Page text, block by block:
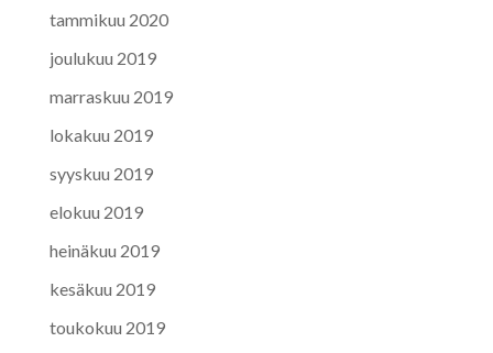
tammikuu 2020
joulukuu 2019
marraskuu 2019
lokakuu 2019
syyskuu 2019
elokuu 2019
heinäkuu 2019
kesäkuu 2019
toukokuu 2019